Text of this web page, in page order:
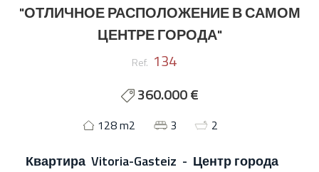
"ОТЛИЧНОЕ РАСПОЛОЖЕНИЕ В САМОМ
ЦЕНТРЕ ГОРОДА"
Ref. 134
360.000 €
128 m2 3 2
Квартира Vitoria-Gasteiz - Центр города